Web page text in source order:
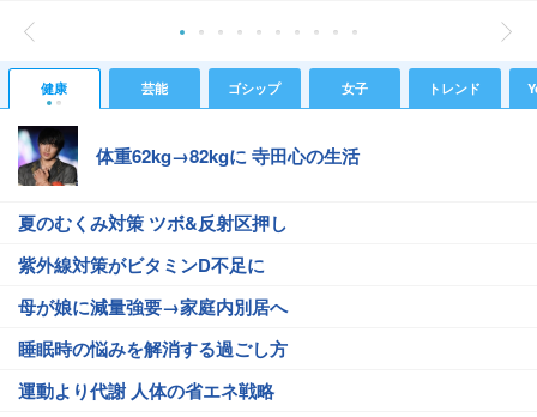
健康 芸能 ゴシップ 女子 トレンド
体重62kg→82kgに 寺田心の生活
夏のむくみ対策 ツボ&反射区押し
紫外線対策がビタミンD不足に
母が娘に減量強要→家庭内別居へ
睡眠時の悩みを解消する過ごし方
運動より代謝 人体の省エネ戦略